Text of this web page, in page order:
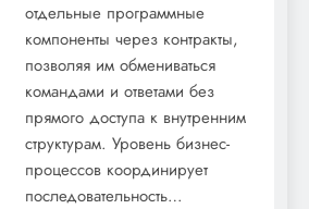
отдельные программные
компоненты через контракты,
позволяя им обмениваться
командами и ответами без
прямого доступа к внутренним
структурам. Уровень бизнес-
процессов координирует
последовательность…